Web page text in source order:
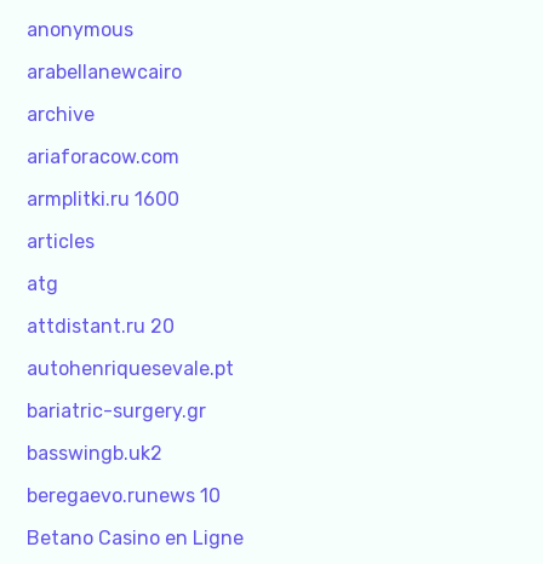
anonymous
arabellanewcairo
archive
ariaforacow.com
armplitki.ru 1600
articles
atg
attdistant.ru 20
autohenriquesevale.pt
bariatric-surgery.gr
basswingb.uk2
beregaevo.runews 10
Betano Casino en Ligne